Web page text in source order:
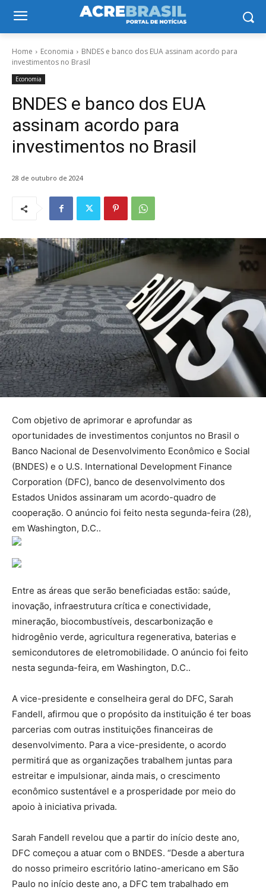
Home Economia
BNDES e banco dos EUA assinam acordo para
investimentos no Brasil
Economia
BNDES e banco dos EUA
assinam acordo para
investimentos no Brasil
28 de outubro de 2024
Com objetivo de aprimorar e aprofundar as
oportunidades de investimentos conjuntos no Brasil o
Banco Nacional de Desenvolvimento Econômico e Social
(BNDES) e o U.S. International Development Finance
Corporation (DFC), banco de desenvolvimento dos
Estados Unidos assinaram um acordo-quadro de
cooperação. O anúncio foi feito nesta segunda-feira (28),
em Washington, D.C..
Entre as áreas que serão beneficiadas estão: saúde,
inovação, infraestrutura crítica e conectividade,
mineração, biocombustíveis, descarbonização e
hidrogênio verde, agricultura regenerativa, baterias e
semicondutores de eletromobilidade. O anúncio foi feito
nesta segunda-feira, em Washington, D.C..
A vice-presidente e conselheira geral do DFC, Sarah
Fandell, afirmou que o propósito da instituição é ter boas
parcerias com outras instituições financeiras de
desenvolvimento. Para a vice-presidente, o acordo
permitirá que as organizações trabalhem juntas para
estreitar e impulsionar, ainda mais, o crescimento
econômico sustentável e a prosperidade por meio do
apoio à iniciativa privada.
Sarah Fandell revelou que a partir do início deste ano,
DFC começou a atuar com o BNDES. “Desde a abertura
do nosso primeiro escritório latino-americano em São
Paulo no início deste ano, a DFC tem trabalhado em